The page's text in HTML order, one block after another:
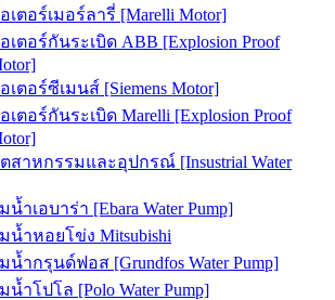
เตอร์เมอร์ลารี่ [Marelli Motor]
เตอร์กันระเบิด ABB [Explosion Proof
เตอร์ซีเมนส์ [Siemens Motor]
เตอร์กันระเบิด Marelli [Explosion Proof
สาหกรรมและอุปกรณ์ [Insustrial Water
น้ำเอบาร่า [Ebara Water Pump]
น้ำหอยโข่ง Mitsubishi
น้ำกรุนด์ฟอส [Grundfos Water Pump]
น้ำโปโล [Polo Water Pump]